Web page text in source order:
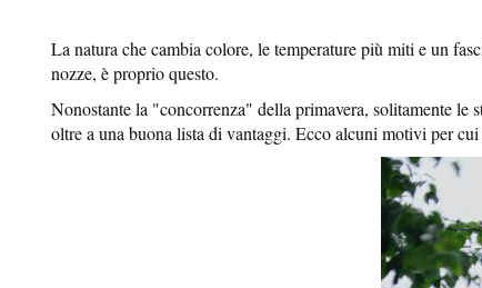
La natura che cambia colore, le temperature più miti e un
nozze, è proprio questo.
Nonostante la "concorrenza" della primavera, solitamente
oltre a una buona lista di vantaggi. Ecco alcuni motivi per